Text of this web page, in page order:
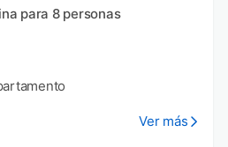
para 8 personas
Ver más